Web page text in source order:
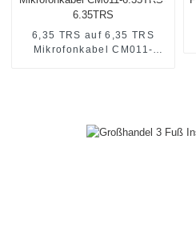
6,35 TRS auf 6,35 TRS
Mikrofonkabel CM011-